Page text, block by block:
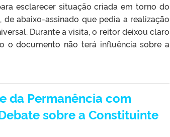
esclarecer situação criada em torno do
abaixo-assinado que pedia a realização
Durante a visita, o reitor deixou claro
o documento não terá influência sobre a
da Permanência com
sobre a Constituinte